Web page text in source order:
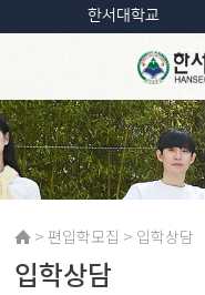
한서대학교
>편입학모집 > 입학상담
입학상담